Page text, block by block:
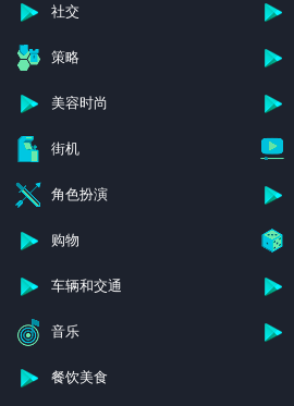
社交
策略
美容时尚
街机
角色扮演
购物
车辆和交通
音乐
餐饮美食